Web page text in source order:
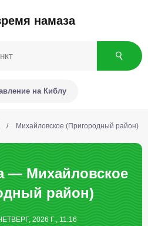
намаза
на Киблу
/ Михайловское (Пригородный район)
— Михайловское
район)
2026 Г., 11:16